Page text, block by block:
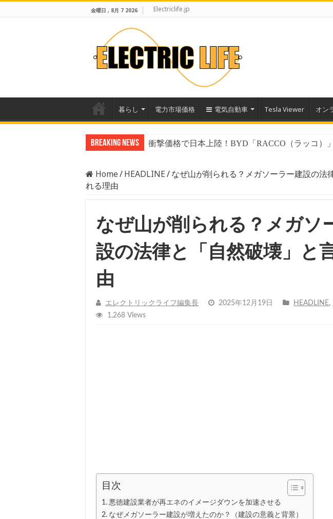
金曜日 , 8月 7 2026 Electriclife.jp
暮らし 電力市場価格 電気自動車 Tesla Viewer オン
Breaking News 衝撃価格で日本上陸！BYD「RACCO（ラッコ）
数字で見るEVのリアル｜テスラ2025年インパク
Home/HEADLINE/なぜ山が削られる？メガソーラー建設の法
れる理由
なぜ山が削られる？メガソ
設の法律と「自然破壊」と
由
エレクトリックライフ編集長 2025年12月19日 HEADLINE,
1,268 Views
目次
悪徳建設業者が再エネのイメージダウンを加速させる
なぜメガソーラー建設が増えたのか？（建設の意義と背景）